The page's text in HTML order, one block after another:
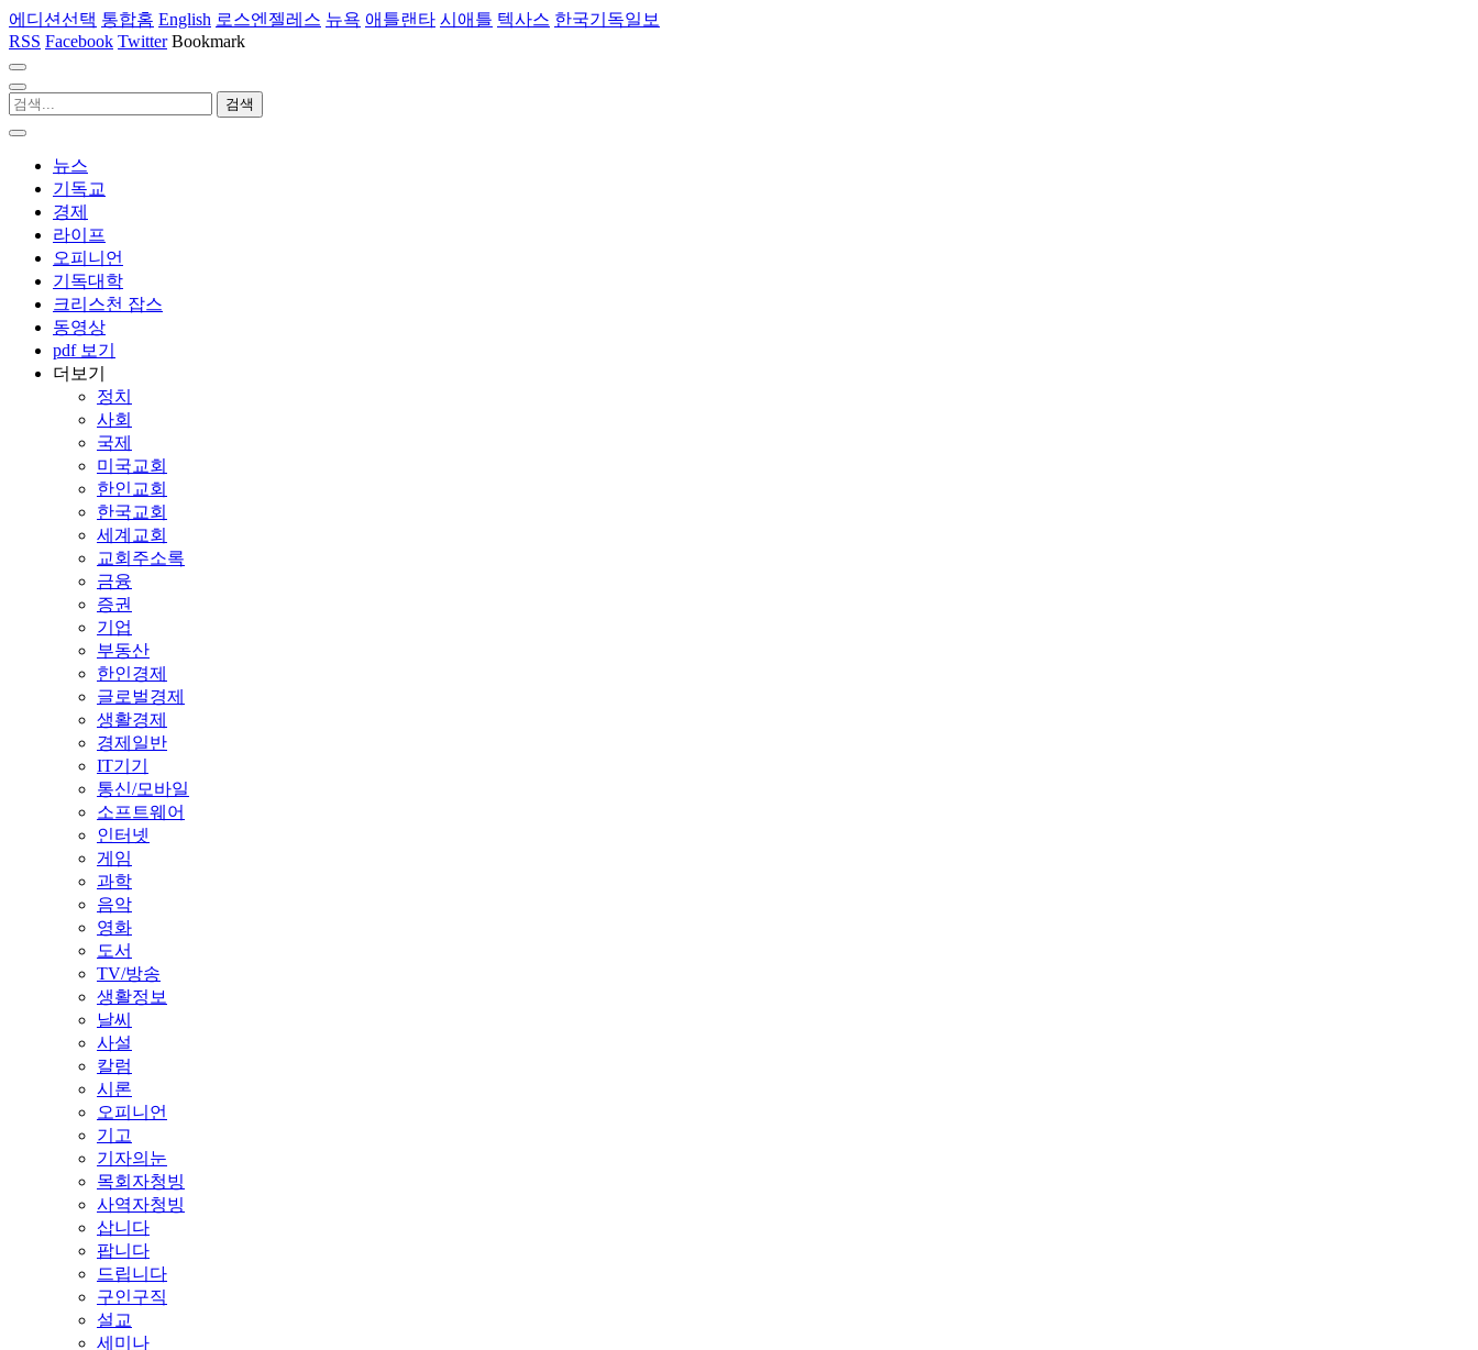
에디션선택 통합홈 English 로스엔젤레스 뉴욕 애틀랜타 시애틀 텍사스 한국기독일보
RSS Facebook Twitter Bookmark
뉴스
기독교
경제
라이프
오피니언
기독대학
크리스천 잡스
동영상
pdf 보기
더보기
정치
사회
국제
미국교회
한인교회
한국교회
세계교회
교회주소록
금융
증권
기업
부동산
한인경제
글로벌경제
생활경제
경제일반
IT기기
통신/모바일
소프트웨어
인터넷
게임
과학
음악
영화
도서
TV/방송
생활정보
날씨
사설
칼럼
시론
오피니언
기고
기자의눈
목회자청빙
사역자청빙
삽니다
팝니다
드립니다
구인구직
설교
세미나